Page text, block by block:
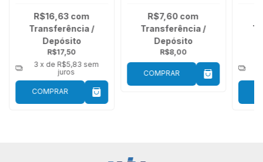
R$17,50
R$16,63 com
Transferência /
Depósito
3 x de R$5,83 sem
juros
COMPRAR
R$8,00
R$7,60 com
Transferência /
Depósito
COMPRAR